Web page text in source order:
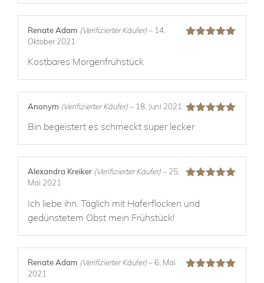
Renate Adam (Verifizierter Käufer) – 14.
Oktober 2021
Kostbares Morgenfrühstück
5von 5
Anonym (Verifizierter Käufer) – 18. Juni 2021
Bin begeistert es schmeckt super lecker
Alexandra Kreiker (Verifizierter Käufer) – 25.
Mai 2021
Ich liebe ihn. Täglich mit Haferflocken und
gedünstetem Obst mein Frühstück!
Renate Adam (Verifizierter Käufer) – 6. Mai
2021